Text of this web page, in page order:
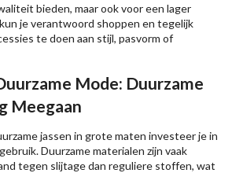
bieden, maar ook voor een lager
je verantwoord shoppen en tegelijk
te doen aan stijl, pasvorm of
Mode: Duurzame
Meegaan
jassen in grote maten investeer je in
Duurzame materialen zijn vaak
tegen slijtage dan reguliere stoffen, wat